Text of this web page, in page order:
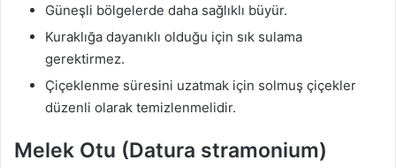
Güneşli bölgelerde daha sağlıklı büyür.
Kuraklığa dayanıklı olduğu için sık sulama
gerektirmez.
Çiçeklenme süresini uzatmak için solmuş çiçekler
düzenli olarak temizlenmelidir.
Melek Otu (Datura stramonium)